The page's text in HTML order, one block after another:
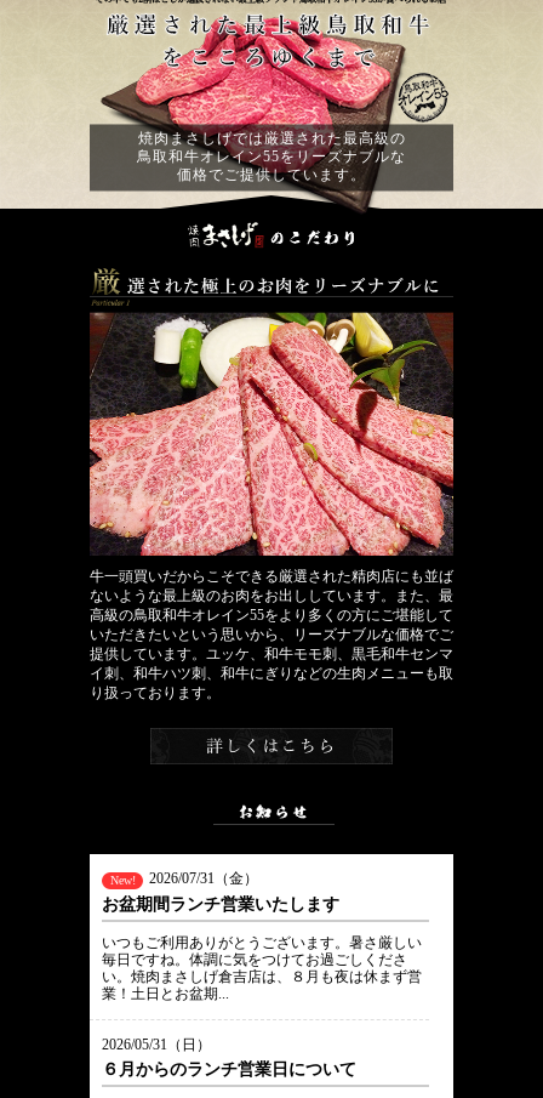
焼肉まさしげでは厳選された最高級の
鳥取和牛オレイン55をリーズナブルな
価格でご提供しています。
牛一頭買いだからこそできる厳選された精肉店にも並ば
ないような最上級のお肉をお出ししています。また、最
高級の鳥取和牛オレイン55をより多くの方にご堪能して
いただきたいという思いから、リーズナブルな価格でご
提供しています。ユッケ、和牛モモ刺、黒毛和牛センマ
イ刺、和牛ハツ刺、和牛にぎりなどの生肉メニューも取
り扱っております。